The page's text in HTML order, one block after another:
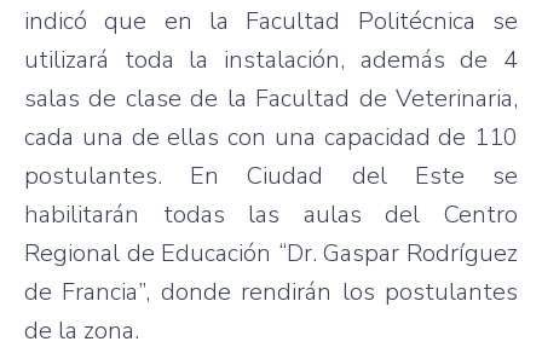
indicó que en la Facultad Politécnica se
utilizará toda la instalación, además de 4
salas de clase de la Facultad de Veterinaria,
cada una de ellas con una capacidad de 110
postulantes. En Ciudad del Este se
habilitarán todas las aulas del Centro
Regional de Educación “Dr. Gaspar Rodríguez
de Francia”, donde rendirán los postulantes
de la zona.